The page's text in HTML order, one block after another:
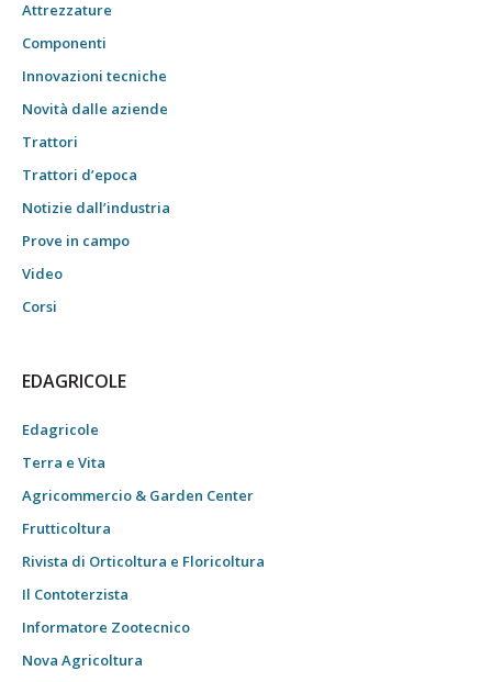
Attrezzature
Componenti
Innovazioni tecniche
Novità dalle aziende
Trattori
Trattori d’epoca
Notizie dall’industria
Prove in campo
Video
Corsi
EDAGRICOLE
Edagricole
Terra e Vita
Agricommercio & Garden Center
Frutticoltura
Rivista di Orticoltura e Floricoltura
Il Contoterzista
Informatore Zootecnico
Nova Agricoltura